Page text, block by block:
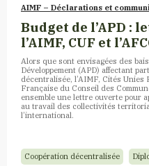
AIMF – Déclarations et
Budget de l’APD :
l’AIMF, CUF et
Alors que sont envisagées des
Développement (APD) affectant
décentralisée, l’AIMF, Cités Unies
Française du Conseil des
ensemble une lettre ouverte pour
au travail des collectivités
l’international.
Coopération décentralisée